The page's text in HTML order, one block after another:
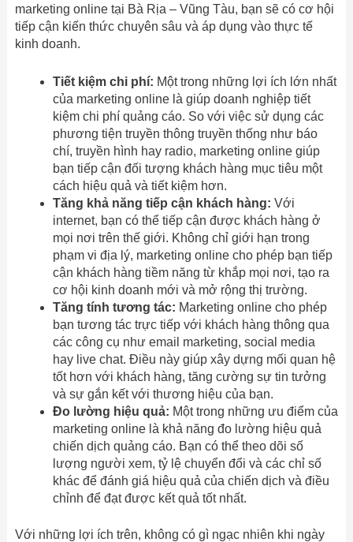
marketing online tại Bà Rịa – Vũng Tàu, bạn sẽ có cơ hội
tiếp cận kiến thức chuyên sâu và áp dụng vào thực tế
kinh doanh.
Tiết kiệm chi phí: Một trong những lợi ích lớn nhất
của marketing online là giúp doanh nghiệp tiết
kiệm chi phí quảng cáo. So với việc sử dụng các
phương tiện truyền thông truyền thống như báo
chí, truyền hình hay radio, marketing online giúp
bạn tiếp cận đối tượng khách hàng mục tiêu một
cách hiệu quả và tiết kiệm hơn.
Tăng khả năng tiếp cận khách hàng: Với
internet, bạn có thể tiếp cận được khách hàng ở
mọi nơi trên thế giới. Không chỉ giới hạn trong
phạm vi địa lý, marketing online cho phép bạn tiếp
cận khách hàng tiềm năng từ khắp mọi nơi, tạo ra
cơ hội kinh doanh mới và mở rộng thị trường.
Tăng tính tương tác: Marketing online cho phép
bạn tương tác trực tiếp với khách hàng thông qua
các công cụ như email marketing, social media
hay live chat. Điều này giúp xây dựng mối quan hệ
tốt hơn với khách hàng, tăng cường sự tin tưởng
và sự gắn kết với thương hiệu của bạn.
Đo lường hiệu quả: Một trong những ưu điểm của
marketing online là khả năng đo lường hiệu quả
chiến dịch quảng cáo. Bạn có thể theo dõi số
lượng người xem, tỷ lệ chuyển đổi và các chỉ số
khác để đánh giá hiệu quả của chiến dịch và điều
chỉnh để đạt được kết quả tốt nhất.
Với những lợi ích trên, không có gì ngạc nhiên khi ngày